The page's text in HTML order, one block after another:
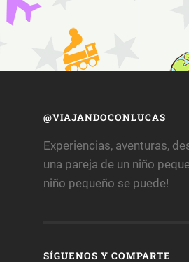
@VIAJANDOCONLUCAS
Experiencias, aventuras,
una pareja de un niño
niño pequeño se puede!
SÍGUENOS Y COMPARTE